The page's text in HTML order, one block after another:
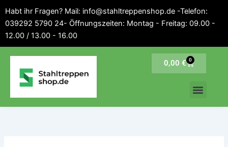
springen
Habt ihr Fragen? Mail: info@stahltreppenshop.de -Telefon:
039292 5790 24- Öffnungszeiten: Montag - Freitag: 09.00 -
12.00 / 13.00 - 16.00
0,00 € 0
Warenkorb